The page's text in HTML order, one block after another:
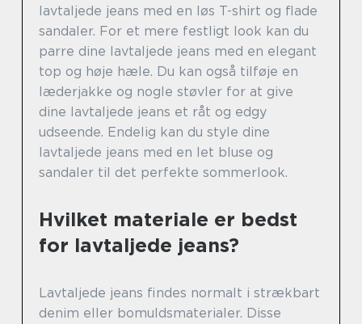
lavtaljede jeans med en løs T-shirt og flade
sandaler. For et mere festligt look kan du
parre dine lavtaljede jeans med en elegant
top og høje hæle. Du kan også tilføje en
læderjakke og nogle støvler for at give
dine lavtaljede jeans et råt og edgy
udseende. Endelig kan du style dine
lavtaljede jeans med en let bluse og
sandaler til det perfekte sommerlook.
Hvilket materiale er bedst
for lavtaljede jeans?
Lavtaljede jeans findes normalt i strækbart
denim eller bomuldsmaterialer. Disse